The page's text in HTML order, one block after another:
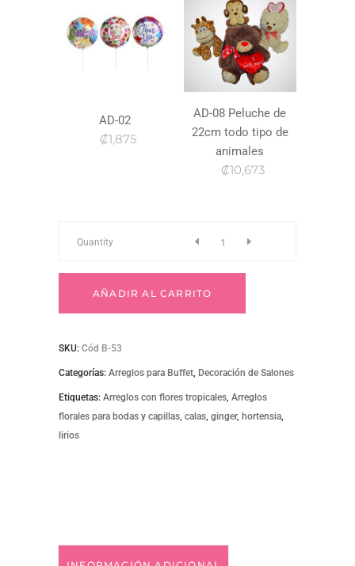
AD-02
₡1,875
AD-08 Peluche de
22cm todo tipo de
animales
₡10,673
B-
flores
tropicales
Quantity
AÑADIR AL CARRITO
SKU: Cód B-53
Categorías: Arreglos para Buffet, Decoración de Salones
Etiquetas: Arreglos con flores tropicales, Arreglos
florales para bodas y capillas, calas, ginger, hortensia,
lirios